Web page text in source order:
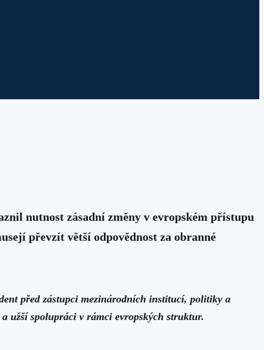
nutnost zásadní změny v evropském přístupu
převzít větší odpovědnost za obranné
před zástupci mezinárodních institucí, politiky a
užší spolupráci v rámci evropských struktur.